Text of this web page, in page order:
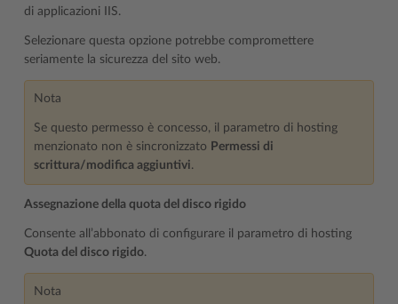
di applicazioni IIS.
Selezionare questa opzione potrebbe compromettere
seriamente la sicurezza del sito web.
Nota
Se questo permesso è concesso, il parametro di hosting
menzionato non è sincronizzato Permessi di
scrittura/modifica aggiuntivi.
Assegnazione della quota del disco rigido
Consente all’abbonato di configurare il parametro di hosting
Quota del disco rigido.
Nota